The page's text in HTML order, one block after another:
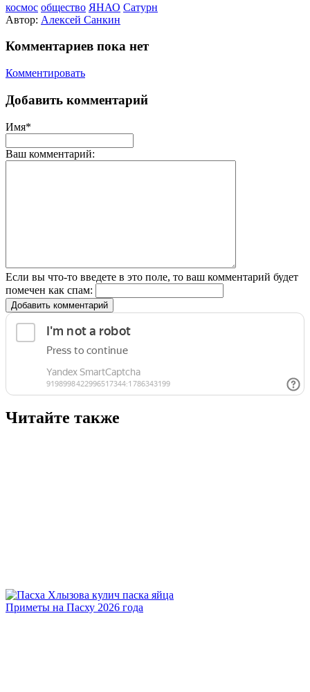
космос общество ЯНАО Сатурн
Автор: Алексей Санкин
Комментариев пока нет
Комментировать
Добавить комментарий
Имя*
Ваш комментарий:
Если вы что-то введете в это поле, то ваш комментарий будет
помечен как спам:
Добавить комментарий
Читайте также
Приметы на Пасху 2026 года